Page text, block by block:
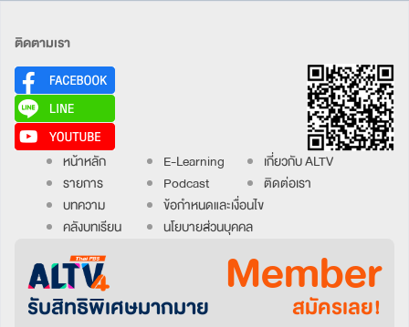
ติดตามเรา
หน้าหลัก
รายการ
บทความ
คลังบทเรียน
E-Learning
Podcast
ข้อกำหนดและเงื่อนไข
นโยบายส่วนบุคคล
เกี่ยวกับ ALTV
ติดต่อเรา
Member
รับสิทธิพิเศษมากมาย สมัครเลย!